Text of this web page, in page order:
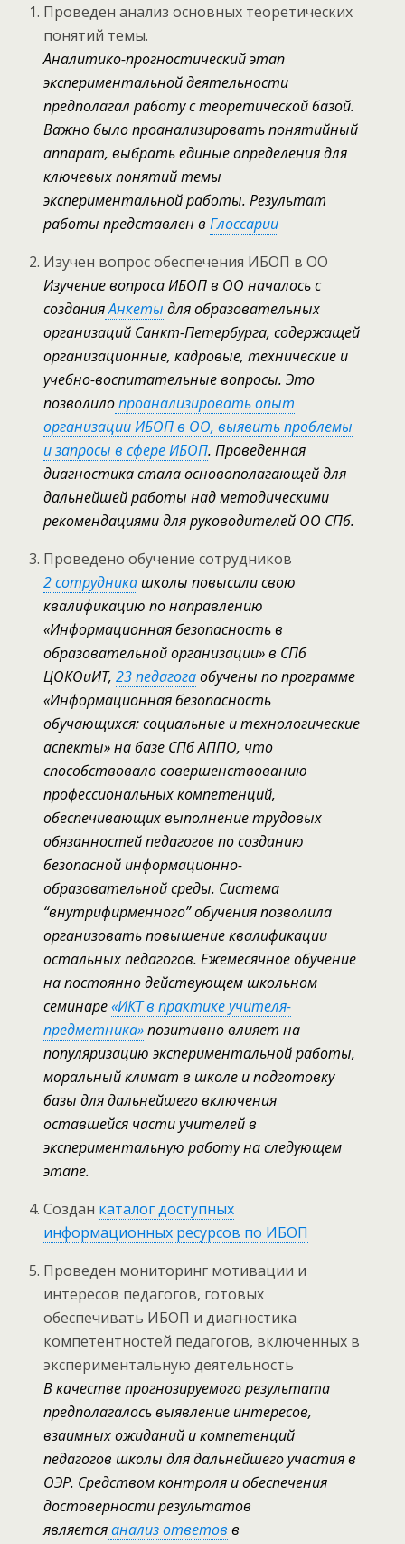
Проведен анализ основных теоретических
понятий темы.
Аналитико-прогностический этап
экспериментальной деятельности
предполагал работу с теоретической базой.
Важно было проанализировать понятийный
аппарат, выбрать единые определения для
ключевых понятий темы
экспериментальной работы. Результат
работы представлен вГлоссарии
Изучен вопрос обеспечения ИБОП в ОО
Изучение вопроса ИБОП в ОО началось с
создания Анкеты для образовательных
организаций Санкт-Петербурга, содержащей
организационные, кадровые, технические и
учебно-воспитательные вопросы. Это
позволило проанализировать опыт
организации ИБОП в ОО, выявить проблемы
и запросы в сфере ИБОП. Проведенная
диагностика стала основополагающей для
дальнейшей работы над методическими
рекомендациями для руководителей ОО СПб.
Проведено обучение сотрудников
2 сотрудника школы повысили свою
квалификацию по направлению
«Информационная безопасность в
образовательной организации» в СПб
ЦОКОиИТ,23 педагогаобучены по программе
«Информационная безопасность
обучающихся: социальные и технологические
аспекты» на базе СПб АППО, что
способствовало совершенствованию
профессиональных компетенций,
обеспечивающих выполнение трудовых
обязанностей педагогов по созданию
безопасной информационно-
образовательной среды. Система
“внутрифирменного” обучения позволила
организовать повышение квалификации
остальных педагогов. Ежемесячное обучение
на постоянно действующем школьном
семинаре«ИКТ в практике учителя-
предметника»позитивно влияет на
популяризацию экспериментальной работы,
моральный климат в школе и подготовку
базы для дальнейшего включения
оставшейся части учителей в
экспериментальную работу на следующем
этапе.
Создан каталог доступных
информационных ресурсов по ИБОП
Проведен мониторинг мотивации и
интересов педагогов, готовых
обеспечивать ИБОП и диагностика
компетентностей педагогов, включенных в
экспериментальную деятельность
В качестве прогнозируемого результата
предполагалось выявление интересов,
взаимных ожиданий и компетенций
педагогов школы для дальнейшего участия в
ОЭР. Средством контроля и обеспечения
достоверности результатов
является анализ ответов в